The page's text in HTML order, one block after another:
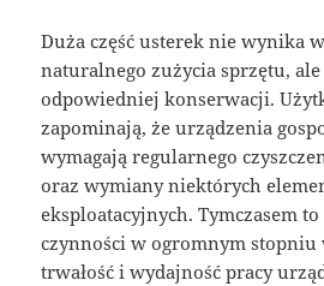
Duża część usterek nie wynika
naturalnego zużycia sprzętu,
odpowiedniej konserwacji.
zapominają, że urządzenia
wymagają regularnego
oraz wymiany niektórych
eksploatacyjnych. Tymczasem
czynności w ogromnym stopniu
trwałość i wydajność pracy